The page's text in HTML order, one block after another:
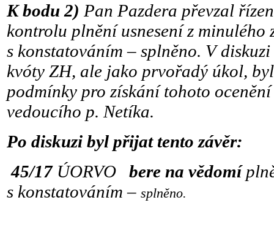
K bodu 2) Pan Pazdera převzal
kontrolu plnění usnesení z minulého
s konstatováním – splněno. V
kvóty ZH, ale jako prvořadý úkol,
podmínky pro získání tohoto
vedoucího p. Netíka.
Po diskuzi byl přijat tento závěr:
45/17 ÚORVO bere na vědomí
s konstatováním – splněno.